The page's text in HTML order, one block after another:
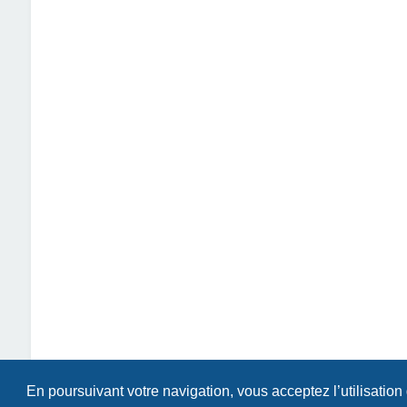
En poursuivant votre navigation, vous acceptez l’utilisation
Index du forum